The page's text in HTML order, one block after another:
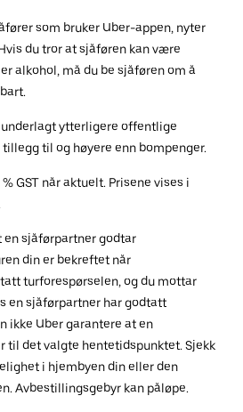
som bruker Uber-appen, nyter
du tror at sjåføren kan være
alkohol, må du be sjåføren om å
ytterligere offentlige
til og høyere enn bompenger.
GST når aktuelt. Prisene vises i
en sjåførpartner godtar
din er bekreftet når
turforespørselen, og du mottar
en sjåførpartner har godtatt
ikke Uber garantere at en
til det valgte hentetidspunktet. Sjekk
i hjembyen din eller den
Avbestillingsgebyr kan påløpe.